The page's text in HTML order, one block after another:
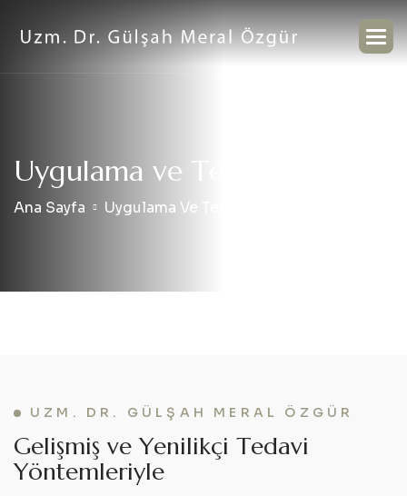
Uygulama ve T
Ana Sayfa Uygulama Ve Terapi Süreci
UZM. DR. GÜLŞAH MERAL ÖZGÜR
Gelişmiş ve Yenilikçi Tedavi
Yöntemleriyle